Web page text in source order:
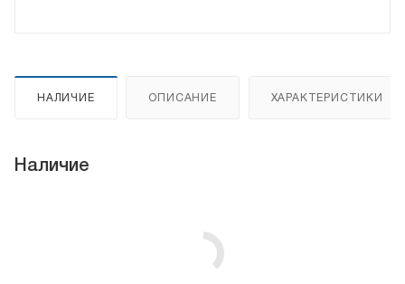
НАЛИЧИЕ ОПИСАНИЕ ХАРАКТЕРИСТИКИ
Наличие